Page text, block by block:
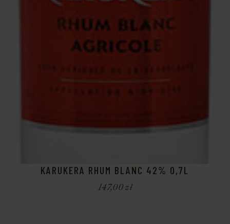
KARUKERA RHUM BLANC 42% 0,7L
147,00zł